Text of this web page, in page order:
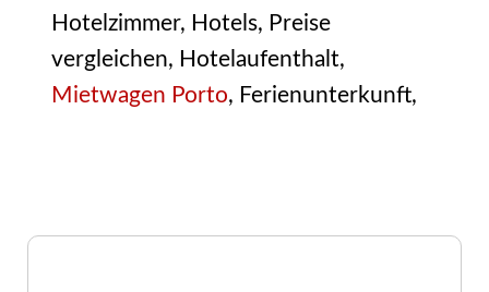
Hotelzimmer, Hotels, Preise
vergleichen, Hotelaufenthalt,
Mietwagen Porto, Ferienunterkunft,